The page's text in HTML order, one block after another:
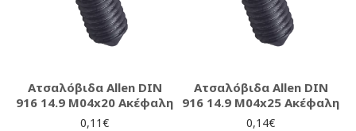
Ατσαλόβιδα Allen DIN
916 14.9 M04x20 Ακέφαλη
0,11€
Ατσαλόβιδα Allen DIN
916 14.9 M04x25 Ακέφαλη
0,14€